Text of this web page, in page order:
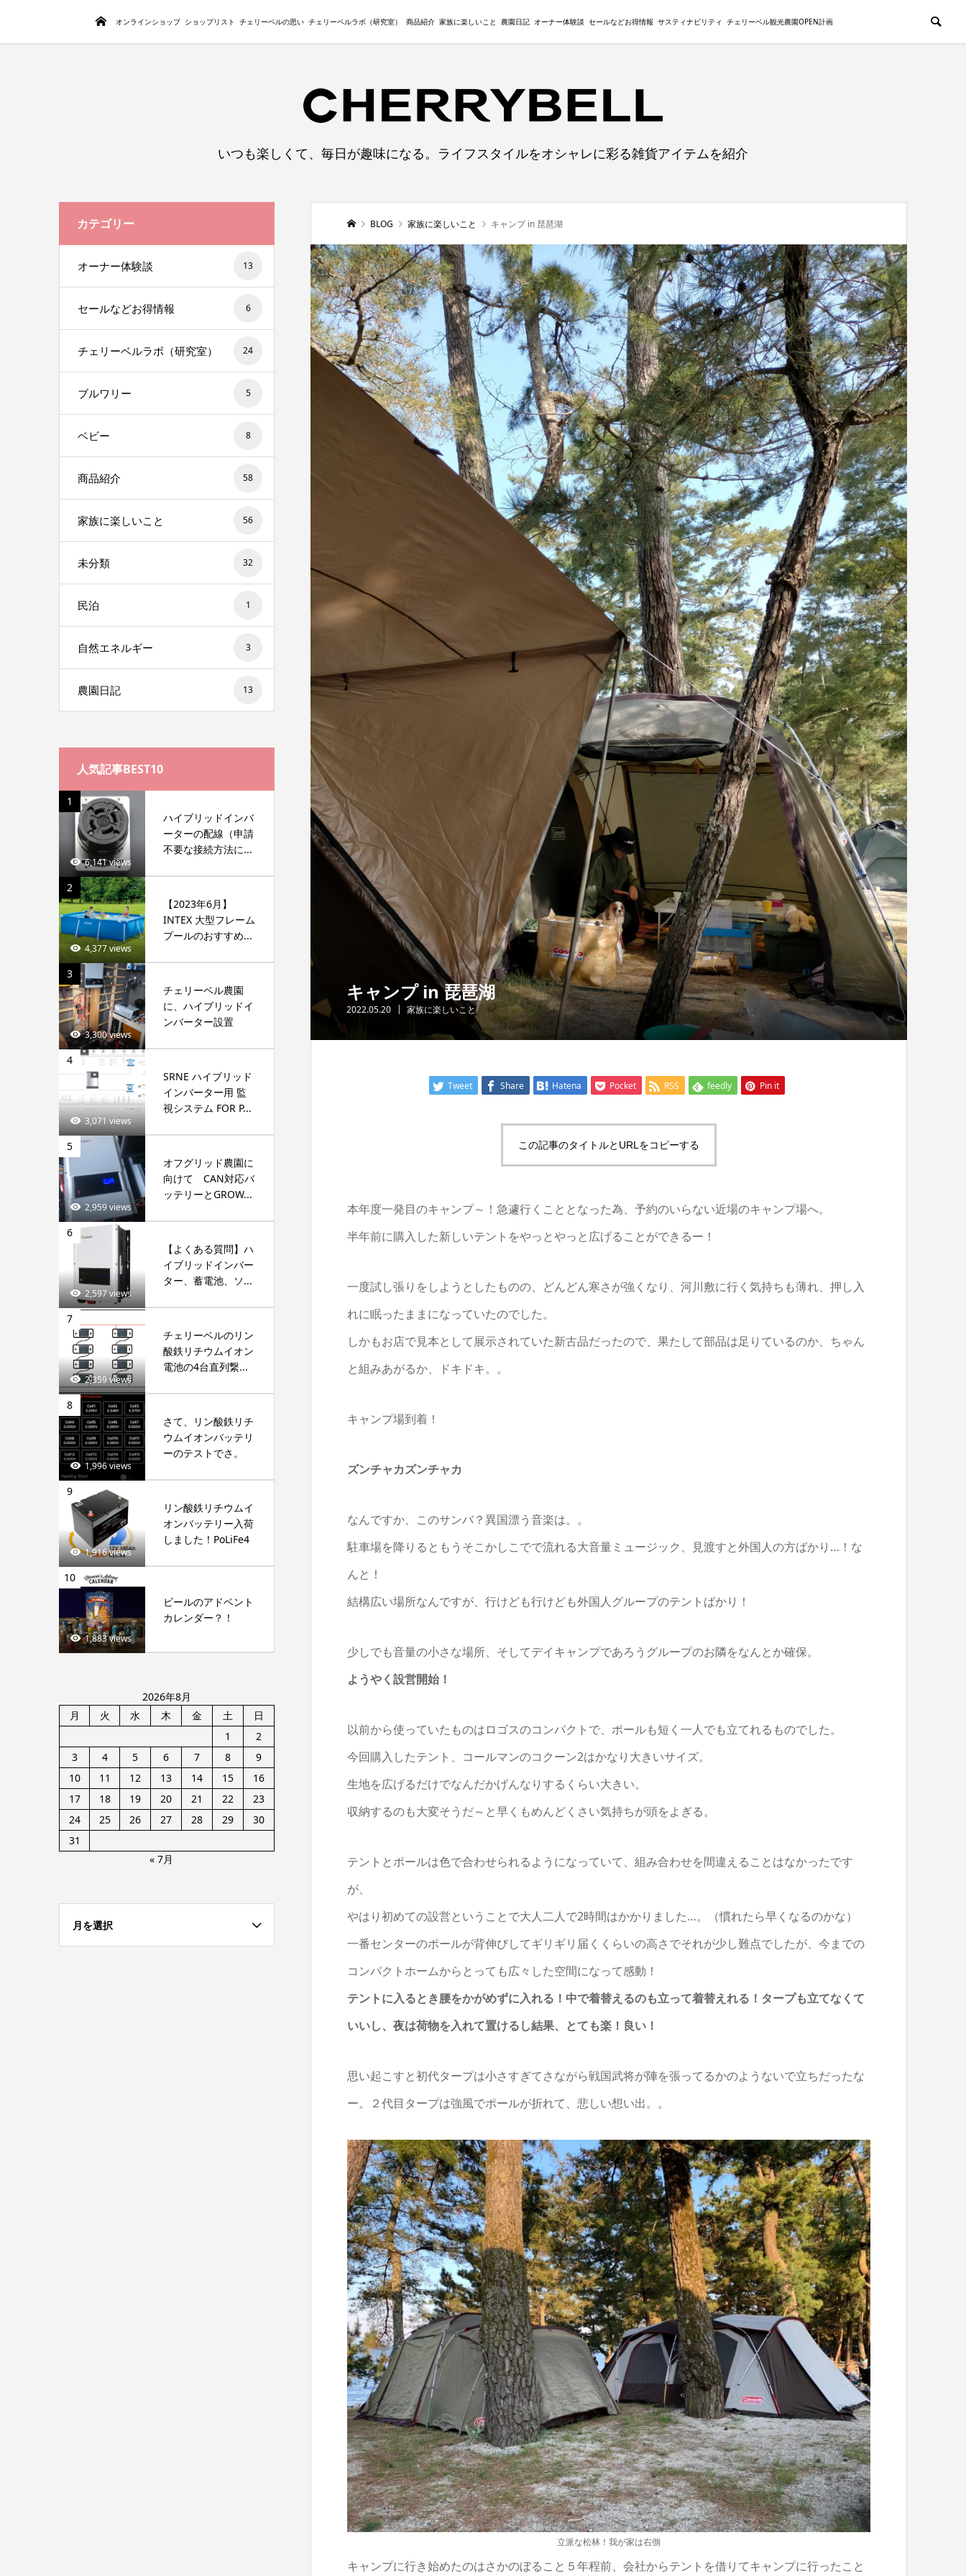
トップページオンラインショップ ショップリスト チェリーベルの思い チェリーベルラボ（研究室） 商品紹介 家族に楽しいこと 農園日記 オーナー体験談 セールなどお得情報 サスティナビリティ チェリーベル観光農園OPEN計画
いつも楽しくて、毎日が趣味になる。ライフスタイルをオシャレに彩る雑貨アイテムを紹介
BLOG 家族に楽しいこと キャンプ in 琵琶湖
キャンプ in 琵琶湖
2022.05.20 家族に楽しいこと
Tweet Share Hatena Pocket RSS feedly Pin it
この記事のタイトルとURLをコピーする
本年度一発目のキャンプ～！急遽行くこととなった為、予約のいらない近場のキャンプ場へ。
半年前に購入した新しいテントをやっとやっと広げることができるー！
一度試し張りをしようとしたものの、どんどん寒さが強くなり、河川敷に行く気持ちも薄れ、押し入
れに眠ったままになっていたのでした。
しかもお店で見本として展示されていた新古品だったので、果たして部品は足りているのか、ちゃん
と組みあがるか、ドキドキ。。
キャンプ場到着！
ズンチャカズンチャカ
なんですか、このサンバ？異国漂う音楽は。。
駐車場を降りるともうそこかしこでで流れる大音量ミュージック、見渡すと外国人の方ばかり…！な
んと！
結構広い場所なんですが、行けども行けども外国人グループのテントばかり！
少しでも音量の小さな場所、そしてデイキャンプであろうグループのお隣をなんとか確保。
ようやく設営開始！
以前から使っていたものはロゴスのコンパクトで、ポールも短く一人でも立てれるものでした。
今回購入したテント、コールマンのコクーン2はかなり大きいサイズ。
生地を広げるだけでなんだかげんなりするくらい大きい。
収納するのも大変そうだ～と早くもめんどくさい気持ちが頭をよぎる。
テントとポールは色で合わせられるようになっていて、組み合わせを間違えることはなかったです
が、
やはり初めての設営ということで大人二人で2時間はかかりました…。（慣れたら早くなるのかな）
一番センターのポールが背伸びしてギリギリ届くくらいの高さでそれが少し難点でしたが、今までの
コンパクトホームからとっても広々した空間になって感動！
テントに入るとき腰をかがめずに入れる！中で着替えるのも立って着替えれる！タープも立てなくて
いいし、夜は荷物を入れて置けるし結果、とても楽！良い！
思い起こすと初代タープは小さすぎてさながら戦国武将が陣を張ってるかのようないで立ちだったな
ー。２代目タープは強風でポールが折れて、悲しい想い出。。
立派な松林！我が家は右側
キャンプに行き始めたのはさかのぼること５年程前、会社からテントを借りてキャンプに行ったこと
カテゴリー
オーナー体験談 13
セールなどお得情報 6
チェリーベルラボ（研究室） 24
ブルワリー 5
ベビー 8
商品紹介 58
家族に楽しいこと 56
未分類 32
民泊 1
自然エネルギー 3
農園日記 13
人気記事BEST10
1
6,141 views
ハイブリッドインバ
ーターの配線（申請
不要な接続方法に...
2
4,377 views
【2023年6月】
INTEX 大型フレーム
プールのおすすめ...
3
3,300 views
チェリーベル農園
に、ハイブリッドイ
ンバーター設置
4
3,071 views
SRNE ハイブリッド
インバーター用 監
視システム FOR P...
5
2,959 views
オフグリッド農園に
向けて CAN対応バ
ッテリーとGROW...
6
2,597 views
【よくある質問】ハ
イブリッドインバー
ター、蓄電池、ソ...
7
2,359 views
チェリーベルのリン
酸鉄リチウムイオン
電池の4台直列繋...
8
1,996 views
さて、リン酸鉄リチ
ウムイオンバッテリ
ーのテストでさ。
9
1,916 views
リン酸鉄リチウムイ
オンバッテリー入荷
しました！PoLiFe4
10
1,883 views
ビールのアドベント
カレンダー？！
2026年8月
月
火 水 木 金 土
日
1
2
3
4 5 6 7 8
9
10
11 12 13 14 15
16
17
18 19 20 21 22
23
24
25 26 27 28 29
30
31
« 7月
月を選択